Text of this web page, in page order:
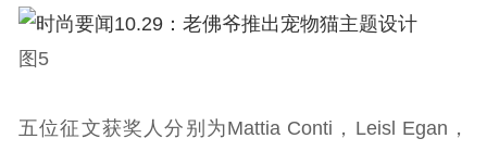
图5
五位征文获奖人分别为Mattia Conti，Leisl Egan，